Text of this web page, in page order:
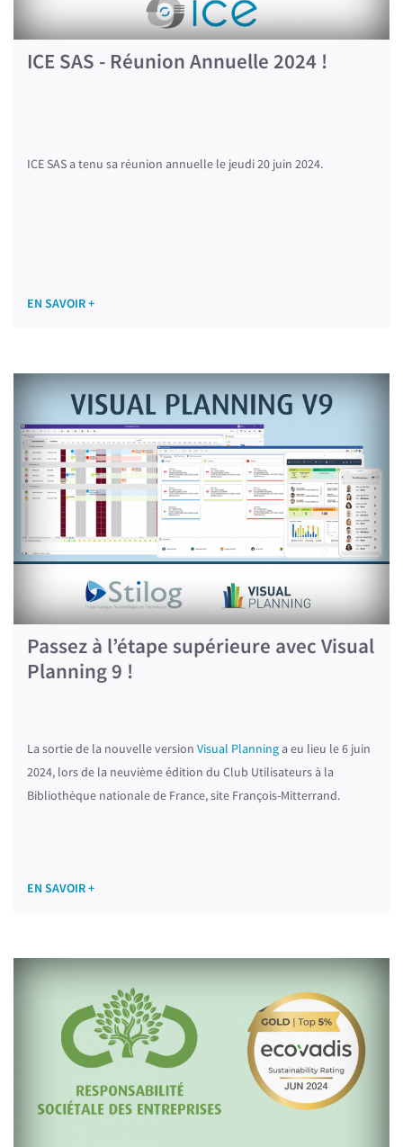
ICE SAS - Réunion Annuelle 2024 !
ICE SAS a tenu sa réunion annuelle le jeudi 20 juin 2024.
EN SAVOIR +
Passez à l’étape supérieure avec Visual
Planning 9 !
La sortie de la nouvelle version Visual Planning a eu lieu le 6 juin
2024, lors de la neuvième édition du Club Utilisateurs à la
Bibliothèque nationale de France, site François-Mitterrand.
EN SAVOIR +